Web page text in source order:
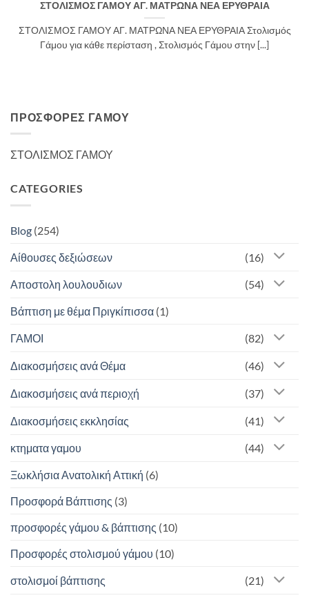
ΣΤΟΛΙΣΜΟΣ ΓΑΜΟΥ ΑΓ. ΜΑΤΡΩΝΑ ΝΕΑ ΕΡΥΘΡΑΙΑ
ΣΤΟΛΙΣΜΟΣ ΓΑΜΟΥ ΑΓ. ΜΑΤΡΩΝΑ ΝΕΑ ΕΡΥΘΡΑΙΑ Στολισμός
Γάμου για κάθε περίσταση , Στολισμός Γάμου στην [...]
ΠΡΟΣΦΟΡΈΣ ΓΆΜΟΥ
ΣΤΟΛΙΣΜΟΣ ΓΑΜΟΥ
CATEGORIES
Blog (254)
Αίθουσες δεξιώσεων (16)
Αποστολη λουλουδιων (54)
Βάπτιση με θέμα Πριγκίπισσα (1)
ΓΑΜΟΙ (82)
Διακοσμήσεις ανά Θέμα (46)
Διακοσμήσεις ανά περιοχή (37)
Διακοσμήσεις εκκλησίας (41)
κτηματα γαμου (44)
Ξωκλήσια Ανατολική Αττική (6)
Προσφορά Βάπτισης (3)
προσφορές γάμου & βάπτισης (10)
Προσφορές στολισμού γάμου (10)
στολισμοί βάπτισης (21)